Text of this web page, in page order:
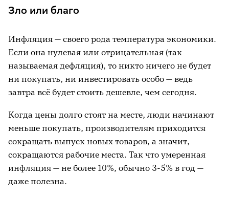
Зло или благо
Инфляция — своего рода температура экономики.
Если она нулевая или отрицательная (так
называемая дефляция), то никто ничего не будет
ни покупать, ни инвестировать особо — ведь
завтра всё будет стоить дешевле, чем сегодня.
Когда цены долго стоят на месте, люди начинают
меньше покупать, производителям приходится
сокращать выпуск новых товаров, а значит,
сокращаются рабочие места. Так что умеренная
инфляция — не более 10%, обычно 3-5% в год —
даже полезна.